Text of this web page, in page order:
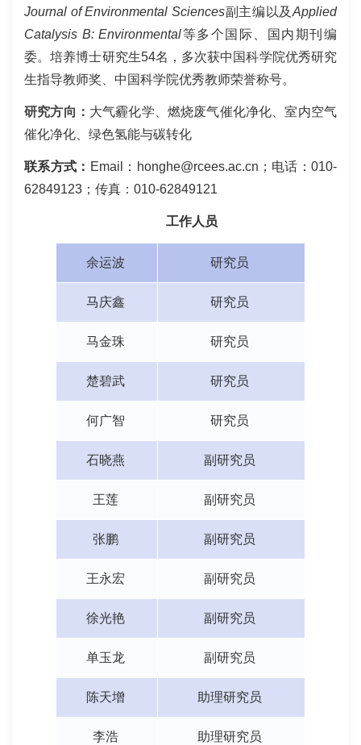
Journal of Environmental Sciences副主编以及 Applied
Catalysis B: Environmental等多个国际、国内期刊编
委。培养博士研究生54名，多次获中国科学院优秀研究
生指导教师奖、中国科学院优秀教师荣誉称号。
研究方向： 大气霾化学、燃烧废气催化净化、室内空气
催化净化、绿色氢能与碳转化
联系方式： Email ： honghe@rcees.ac.cn ；电话：010-
62849123 ；传真： 010-62849121
工作人员
余运波 研究员
马庆鑫 研究员
马金珠 研究员
楚碧武 研究员
何广智 研究员
石晓燕 副研究员
王莲 副研究员
张鹏 副研究员
王永宏 副研究员
徐光艳 副研究员
单玉龙 副研究员
陈天增 助理研究员
李浩 助理研究员